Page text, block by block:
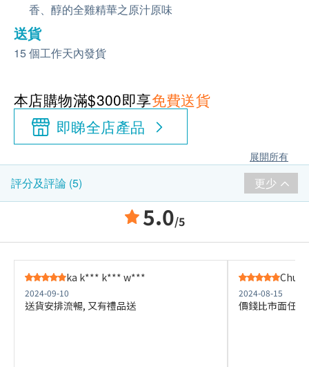
香、醇的全雞精華之原汁原味
送貨
15 個工作天內發貨
本店購物滿$300即享免費送貨
即睇全店產品
展開所有
評分及評論 (5) 更少
5.0/5
ka k*** k*** w***
2024-09-10
送貨安排流暢, 又有禮品送
Chui Z
2024-08-15
價錢比市面任